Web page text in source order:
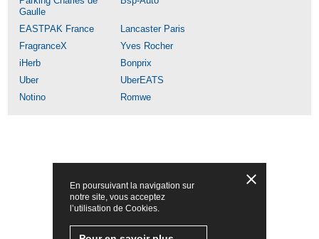
Gaulle
EASTPAK France
Lancaster Paris
FragranceX
Yves Rocher
iHerb
Bonprix
Uber
UberEATS
Notino
Romwe
En poursuivant la navigation sur
notre site, vous acceptez
l’utilisation de Cookies.